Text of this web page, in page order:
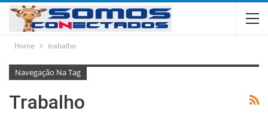
Home trabalho
Navegação Na Tag
Trabalho